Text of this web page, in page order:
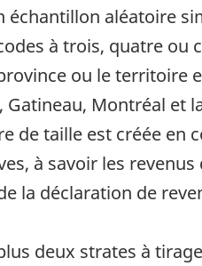
aléatoire
à trois, quatre ou
ou le territoire
Montréal et
de taille est créée en
à savoir les
la déclaration de
deux strates à